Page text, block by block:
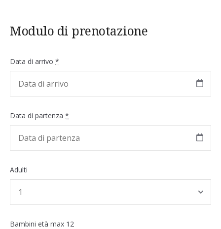
Modulo di prenotazione
Data di arrivo *
Data di partenza *
Adulti
Bambini età max 12